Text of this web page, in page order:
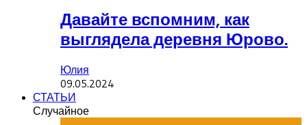
Давайте вспомним, как
выглядела деревня Юрово.
Юлия
09.05.2024
СТАТЬИ
Случайное